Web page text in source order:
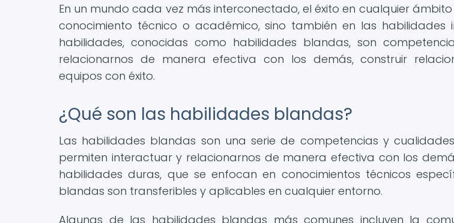
En un mundo cada vez más interconectado, el éxito en cualquier
conocimiento técnico o académico, sino también en las habilidades
habilidades, conocidas como habilidades blandas, son
relacionarnos de manera efectiva con los demás, construir
equipos con éxito.
¿Qué son las habilidades blandas?
Las habilidades blandas son una serie de competencias y
permiten interactuar y relacionarnos de manera efectiva con los
habilidades duras, que se enfocan en conocimientos técnicos
blandas son transferibles y aplicables en cualquier entorno.
Algunas de las habilidades blandas más comunes incluyen la